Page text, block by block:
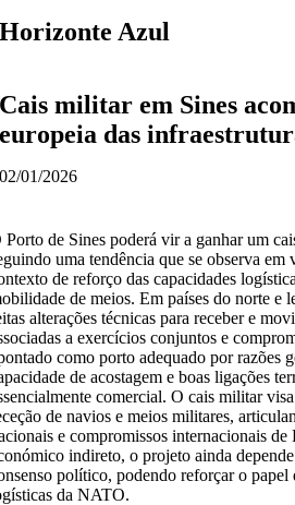
Horizonte Azul
Cais militar em Sines
europeia das
02/01/2026
Porto de Sines poderá vir a ganhar um
uma tendência que se observa em
de reforço das capacidades
de meios. Em países do norte e
alterações técnicas para receber e
a exercícios conjuntos e
como porto adequado por razões
de acostagem e boas ligações
comercial. O cais militar
de navios e meios militares,
e compromissos internacionais
indireto, o projeto ainda
político, podendo reforçar o
da NATO.